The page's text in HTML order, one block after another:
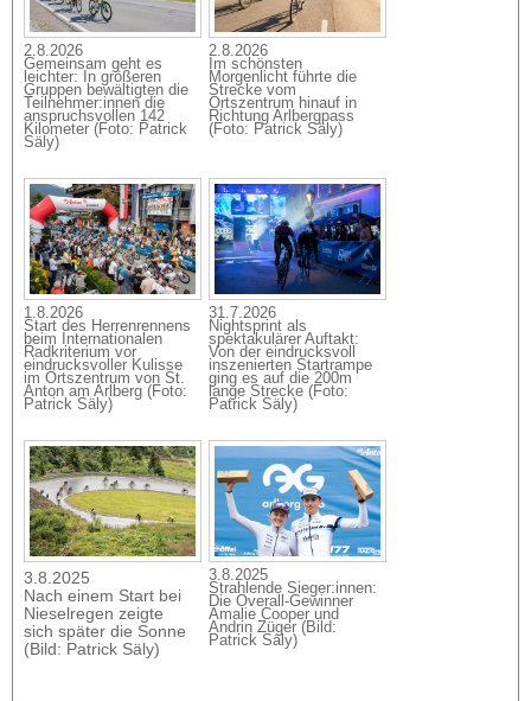
2.8.2026
Gemeinsam geht es
leichter: In größeren
Gruppen bewältigten die
Teilnehmer:innen die
anspruchsvollen 142
Kilometer (Foto: Patrick
Säly)
2.8.2026
Im schönsten
Morgenlicht führte die
Strecke vom
Ortszentrum hinauf in
Richtung Arlbergpass
(Foto: Patrick Säly)
1.8.2026
Start des Herrenrennens
beim Internationalen
Radkriterium vor
eindrucksvoller Kulisse
im Ortszentrum von St.
Anton am Arlberg (Foto:
Patrick Säly)
31.7.2026
Nightsprint als
spektakulärer Auftakt:
Von der eindrucksvoll
inszenierten Startrampe
ging es auf die 200m
lange Strecke (Foto:
Patrick Säly)
3.8.2025
Nach einem Start bei
Nieselregen zeigte
sich später die Sonne
(Bild: Patrick Säly)
3.8.2025
Strahlende Sieger:innen:
Die Overall-Gewinner
Amalie Cooper und
Andrin Züger (Bild:
Patrick Säly)